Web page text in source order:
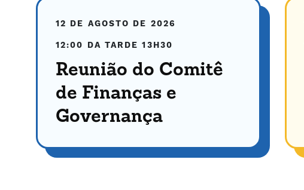
12 DE AGOSTO DE 2026
12:00 DA TARDE 13H30
Reunião do Comitê
de Finanças e
Governança